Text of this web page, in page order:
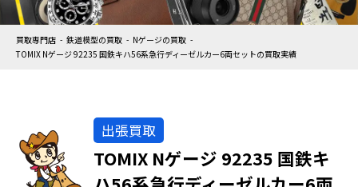
買取専門店 鉄道模型の買取
Nゲージの買取
TOMIX Nゲージ 92235 国鉄キハ56系急行ディーゼルカー6両セットの買取実績
出張買取
TOMIX Nゲージ 92235 国鉄キ